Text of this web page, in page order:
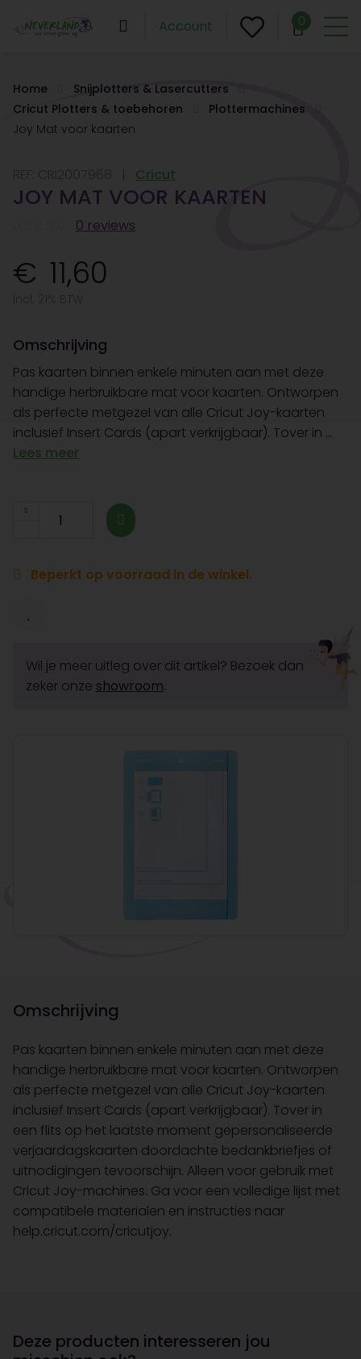
Account 0
Home
Snijplotters & Lasercutters
Cricut Plotters & toebehoren
Plottermachines
Joy Mat voor kaarten
Cricut
JOY MAT VOOR KAARTEN
0 reviews
11,60
Omschrijving
Pas kaarten binnen enkele minuten aan met deze
handige herbruikbare mat voor kaarten. Ontworpen
als perfecte metgezel van alle Cricut Joy-kaarten
inclusief Insert Cards (apart verkrijgbaar). Tover in ...
Lees meer
Beperkt op voorraad in de winkel.
Wil je meer uitleg over dit artikel? Bezoek dan
zeker onze showroom.
Omschrijving
Pas kaarten binnen enkele minuten aan met deze
handige herbruikbare mat voor kaarten. Ontworpen
als perfecte metgezel van alle Cricut Joy-kaarten
inclusief Insert Cards (apart verkrijgbaar). Tover in
een flits op het laatste moment gepersonaliseerde
verjaardagskaarten doordachte bedankbriefjes of
uitnodigingen tevoorschijn. Alleen voor gebruik met
Cricut Joy-machines. Ga voor een volledige lijst met
compatibele materialen en instructies naar
help.cricut.com/cricutjoy.
Deze producten interesseren jou